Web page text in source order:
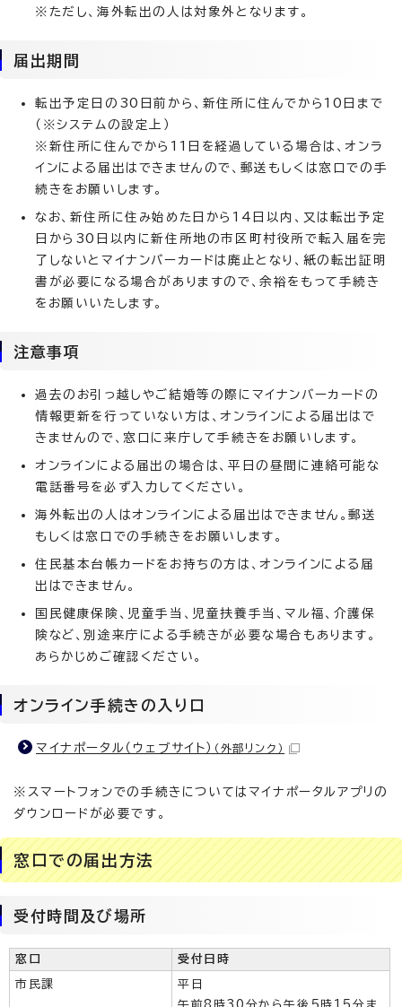
※ただし、海外転出の人は対象外となります。
届出期間
転出予定日の30日前から、新住所に住んでから10日まで
（※システムの設定上）
※新住所に住んでから11日を経過している場合は、オンラ
インによる届出はできませんので、郵送もしくは窓口での手
続きをお願いします。
なお、新住所に住み始めた日から14日以内、又は転出予定
日から30日以内に新住所地の市区町村役所で転入届を完
了しないとマイナンバーカードは廃止となり、紙の転出証明
書が必要になる場合がありますので、余裕をもって手続き
をお願いいたします。
注意事項
過去のお引っ越しやご結婚等の際にマイナンバーカードの
情報更新を行っていない方は、オンラインによる届出はで
きませんので、窓口に来庁して手続きをお願いします。
オンラインによる届出の場合は、平日の昼間に連絡可能な
電話番号を必ず入力してください。
海外転出の人はオンラインによる届出はできません。郵送
もしくは窓口での手続きをお願いします。
住民基本台帳カードをお持ちの方は、オンラインによる届
出はできません。
国民健康保険、児童手当、児童扶養手当、マル福、介護保
険など、別途来庁による手続きが必要な場合もあります。
あらかじめご確認ください。
オンライン手続きの入り口
マイナポータル（ウェブサイト） （外部リンク）
※スマートフォンでの手続きについてはマイナポータルアプリの
ダウンロードが必要です。
窓口での届出方法
受付時間及び場所
窓口 受付日時
市民課
平日